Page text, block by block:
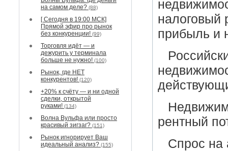
на самом деле? (88)
[ Сегодня в 19:00 МСК]
Прямой эфир про рынок
без конкуренции! (99)
Торговля идёт — и
дежурить у терминала
больше не нужно! (100)
Рынок, где НЕТ
конкурентов! (120)
+20% к счёту — и ни одной
сделки, открытой
руками! (134)
Волна Вульфа или просто
красивый зигзаг? (151)
Рынок игнорирует Ваш
идеальный анализ? (155)
налоговый
прибыль и
рентный
Спрос на